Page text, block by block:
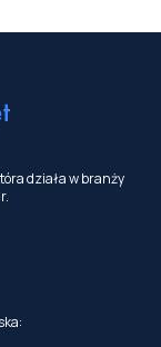
działa w branży